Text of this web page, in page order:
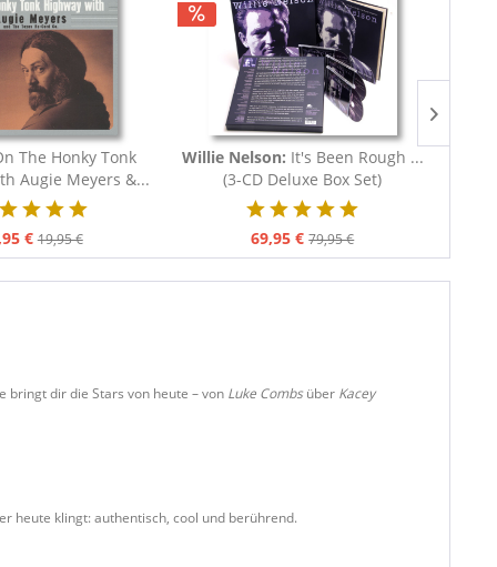
The Honky Tonk
Augie Meyers &...
€ 19,95 €
Willie Nelson: It's Been Rough ...
(3-CD Deluxe Box Set)
69,95 € 79,95 €
bringt dir die Stars von heute – von Luke Combs über Kacey
heute klingt: authentisch, cool und berührend.